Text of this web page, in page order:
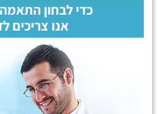
כדי לבחון
אנו צריכים